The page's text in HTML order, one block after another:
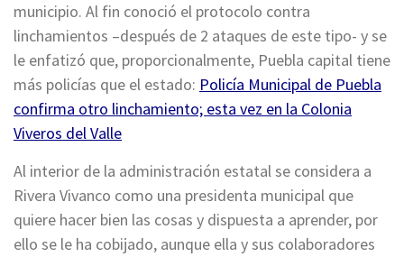
municipio. Al fin conoció el protocolo contra
linchamientos –después de 2 ataques de este tipo- y se
le enfatizó que, proporcionalmente, Puebla capital tiene
más policías que el estado: Policía Municipal de Puebla
confirma otro linchamiento; esta vez en la Colonia
Viveros del Valle
Al interior de la administración estatal se considera a
Rivera Vivanco como una presidenta municipal que
quiere hacer bien las cosas y dispuesta a aprender, por
ello se le ha cobijado, aunque ella y sus colaboradores